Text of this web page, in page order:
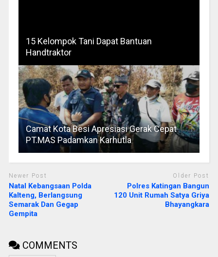
15 Kelompok Tani Dapat Bantuan
Handtraktor
Camat Kota Besi Apresiasi Gerak Cepat
PT.MAS Padamkan Karhutla
Newer Post
Natal Kebangsaan Polda
Kalteng, Berlangsung
Semarak Dan Gegap
Gempita
Older Post
Polres Katingan Bangun
120 Unit Rumah Satya Griya
Bhayangkara
COMMENTS